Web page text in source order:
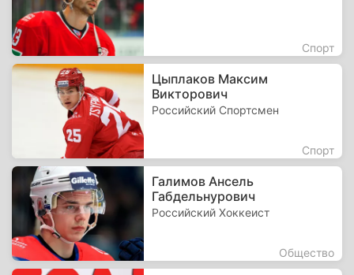
Спорт
Цыплаков Максим
Викторович
Российский Спортсмен
Спорт
Галимов Ансель
Габдельнурович
Российский Хоккеист
Общество